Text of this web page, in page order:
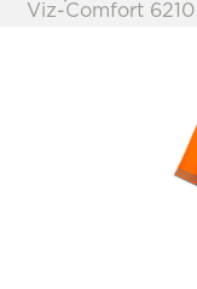
Viz-Comfort